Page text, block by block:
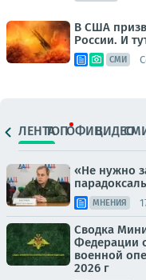
В США
России. И
СМИ
ЛЕНТАТОПОФИЦ.ВИДЕО
«Не нужно
МНЕНИЯ
Сводка
Федерации
военной
2026 г